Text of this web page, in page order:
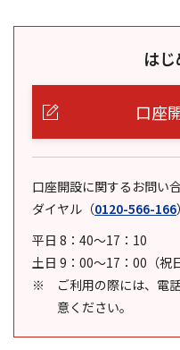
は
口座
口座開設に関するお問い
ダイヤル （0120-566-166）
平日 8：40～17：10
土日 9：00～17：00（祝
ご利用の際には、電
意ください。